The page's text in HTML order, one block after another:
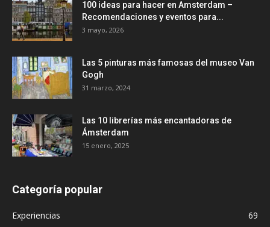
100 ideas para hacer en Amsterdam –
Recomendaciones y eventos para...
3 mayo, 2026
Las 5 pinturas más famosas del museo Van
Gogh
31 marzo, 2024
Las 10 librerías más encantadoras de
Ámsterdam
15 enero, 2025
Categoría popular
Experiencias
69